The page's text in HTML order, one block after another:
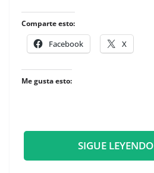
Comparte esto:
Facebook X
Me gusta esto:
SIGUE LEYENDO